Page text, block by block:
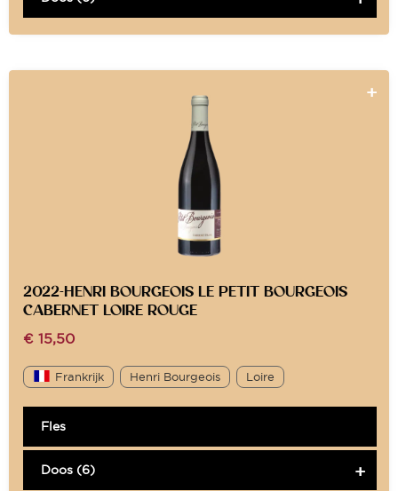
2022-HENRI BOURGEOIS LE PETIT BOURGEOIS
CABERNET LOIRE ROUGE
€ 15,50
Frankrijk Henri Bourgeois Loire
Fles
Doos (6)